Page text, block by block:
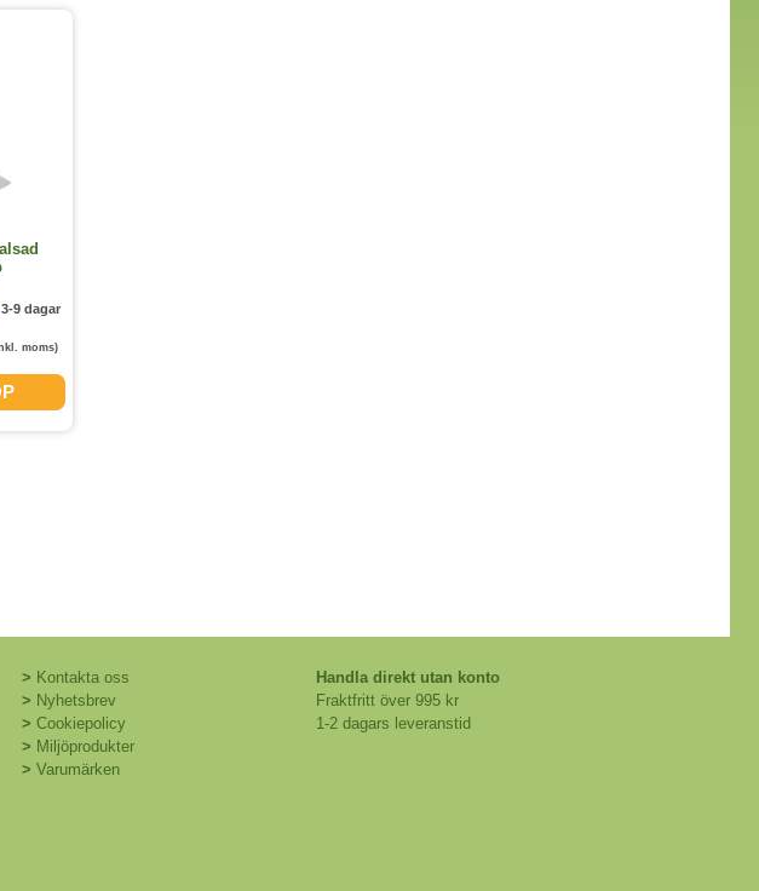
3-9 dagar
moms)
> Kontakta oss
> Nyhetsbrev
> Cookiepolicy
> Miljöprodukter
> Varumärken
Handla direkt utan konto
Fraktfritt över 995 kr
1-2 dagars leveranstid